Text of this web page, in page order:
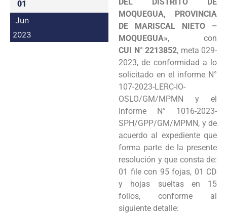
01
Jun
2023
MOQUEGUA, PROVINCIA
DE MARISCAL NIETO –
MOQUEGUA», con
CUI N° 2213852, meta 029-
2023, de conformidad a lo
solicitado en el informe N°
107-2023-LERC-IO-
OSLO/GM/MPMN y el
Informe N° 1016-2023-
SPH/GPP/GM/MPMN, y de
acuerdo al expediente que
forma parte de la presente
resolución y que consta de:
01 file con 95 fojas, 01 CD
y hojas sueltas en 15
folios, conforme al
siguiente detalle: